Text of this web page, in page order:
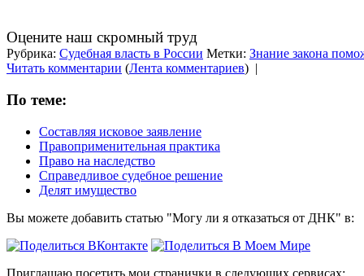
Оцените наш скромный труд
Рубрика: Судебная власть в России Метки: Знание закона
Читать комментарии (Лента комментариев) |
По теме:
Составляя исковое заявление
Правоприменительная практика
Право на наследство
Справедливое судебное решение
Делят имущество
Вы можете добавить статью "Могу ли я отказаться от ДНК" в:
Приглашаю посетить мои странички в следующих сервисах: